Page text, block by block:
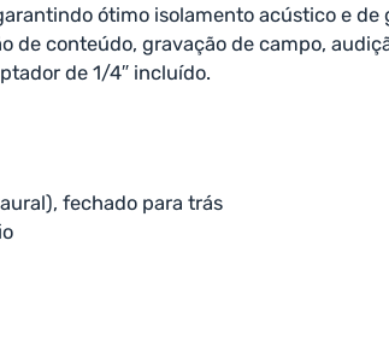
ótimo isolamento acústico e de
de conteúdo, gravação de campo,
de 1/4″ incluído.
fechado para trás